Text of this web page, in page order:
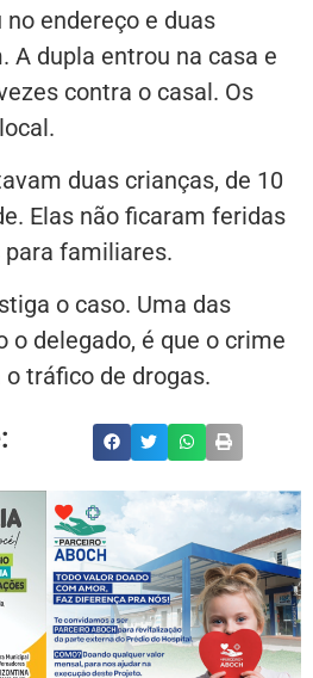
endereço e duas
A dupla entrou na casa e
contra o casal. Os
duas crianças, de 10
Elas não ficaram feridas
familiares.
o caso. Uma das
o delegado, é que o crime
tráfico de drogas.